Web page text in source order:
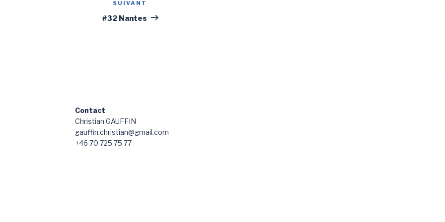
suivant
SUIVANT
#32 Nantes
Contact
Christian GAUFFIN
gauffin.christian@gmail.com
+46 70 725 75 77